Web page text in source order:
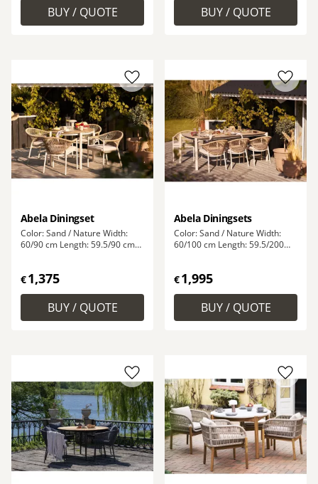
Abela Diningset
Color: Sand / Nature Width:
60/90 cm Length: 59.5/90 cm
€1,375
Add to favorites
Abela Diningsets
Color: Sand / Nature Width:
60/100 cm Length: 59.5/200
wood (PE), Aluminum, PE
€1,995
Add
Add to favorites Add